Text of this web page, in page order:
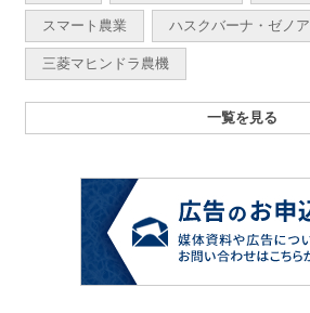
スマート農業 ハスクバーナ・ゼノア
三菱マヒンドラ農機
一覧を見る